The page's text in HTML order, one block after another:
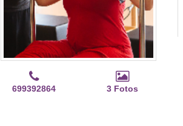
699392864 3 Fotos